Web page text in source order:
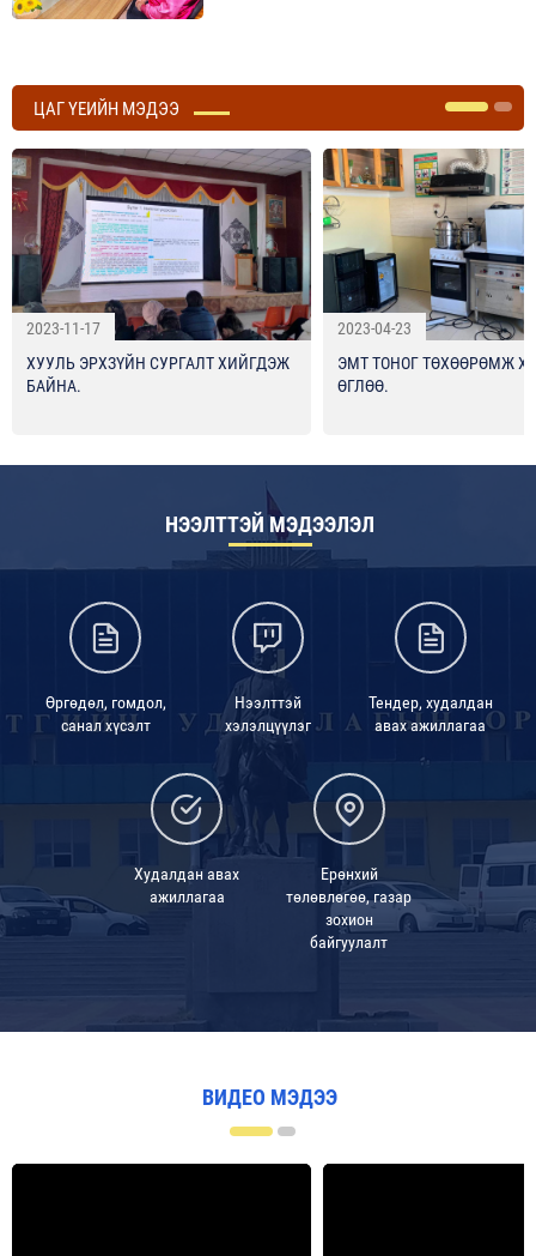
ЦАГ ҮЕИЙН МЭДЭЭ
2023-11-17
ХУУЛЬ ЭРХЗҮЙН СУРГАЛТ ХИЙГДЭЖ
БАЙНА.
2023-04-23
ЭМТ ТОНОГ ТӨХӨӨРӨМЖ
ӨГЛӨӨ.
НЭЭЛТТЭЙ МЭДЭЭЛЭЛ
Өргөдөл, гомдол,
санал хүсэлт
Нээлттэй
хэлэлцүүлэг
Тендер, худалдан
авах ажиллагаа
Худалдан авах
ажиллагаа
Ерөнхий
төлөвлөгөө, газар
зохион
байгуулалт
ВИДЕО МЭДЭЭ